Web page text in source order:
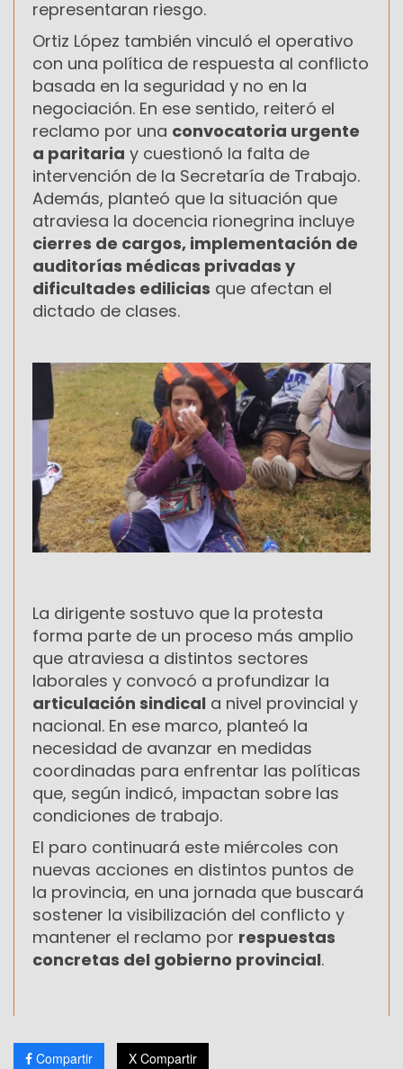
representaran riesgo.
Ortiz López también vinculó el operativo
con una política de respuesta al conflicto
basada en la seguridad y no en la
negociación. En ese sentido, reiteró el
reclamo por una convocatoria urgente
a paritaria y cuestionó la falta de
intervención de la Secretaría de Trabajo.
Además, planteó que la situación que
atraviesa la docencia rionegrina incluye
cierres de cargos, implementación de
auditorías médicas privadas y
dificultades edilicias que afectan el
dictado de clases.
La dirigente sostuvo que la protesta
forma parte de un proceso más amplio
que atraviesa a distintos sectores
laborales y convocó a profundizar la
articulación sindical a nivel provincial y
nacional. En ese marco, planteó la
necesidad de avanzar en medidas
coordinadas para enfrentar las políticas
que, según indicó, impactan sobre las
condiciones de trabajo.
El paro continuará este miércoles con
nuevas acciones en distintos puntos de
la provincia, en una jornada que buscará
sostener la visibilización del conflicto y
mantener el reclamo por respuestas
concretas del gobierno provincial.
Compartir X Compartir